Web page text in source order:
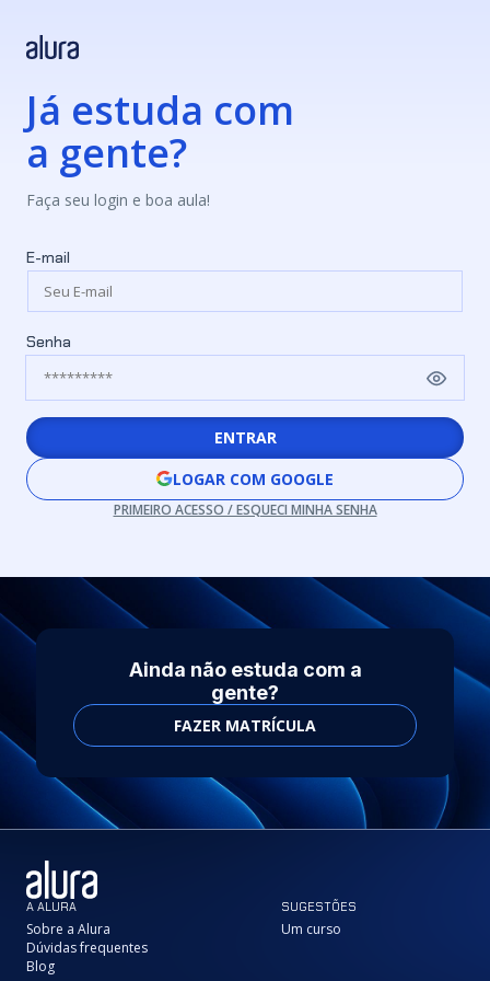
Já estuda com
a gente?
Faça seu login e boa aula!
E-mail
Senha
ENTRAR
LOGAR COM GOOGLE
PRIMEIRO ACESSO / ESQUECI MINHA SENHA
Ainda não estuda com a
gente?
FAZER MATRÍCULA
A ALURA
Sobre a Alura
Dúvidas frequentes
Blog
SUGESTÕES
Um curso